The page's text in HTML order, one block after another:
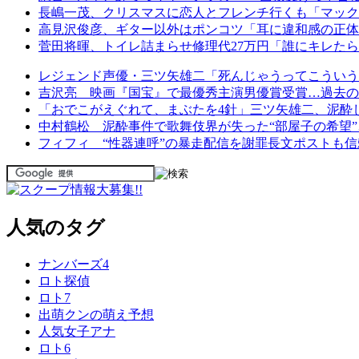
長嶋一茂、クリスマスに恋人とフレンチ行くも「マッ
高見沢俊彦、ギター以外はポンコツ「耳に違和感の正
菅田将暉、トイレ詰まらせ修理代27万円「誰にキレた
レジェンド声優・三ツ矢雄二「死んじゃうってこうい
吉沢亮 映画『国宝』で最優秀主演男優賞受賞…過去
「おでこがえぐれて、まぶたを4針」三ツ矢雄二、泥
中村鶴松 泥酔事件で歌舞伎界が失った“部屋子の希望
フィフィ “性器連呼”の暴走配信を謝罪長文ポストも
人気のタグ
ナンバーズ4
ロト探偵
ロト7
出萌クンの萌え予想
人気女子アナ
ロト6